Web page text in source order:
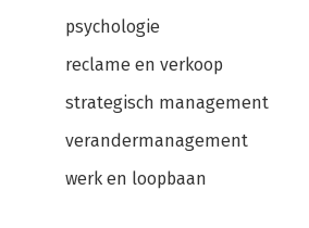
psychologie
reclame en verkoop
strategisch management
verandermanagement
werk en loopbaan